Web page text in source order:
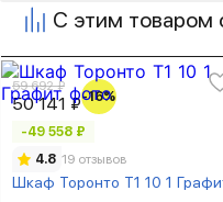
С этим товаром
59 692 ₽
50 141 ₽-16%
-49 558 ₽
4.8 19 отзывов
Шкаф Торонто Т1 10 1